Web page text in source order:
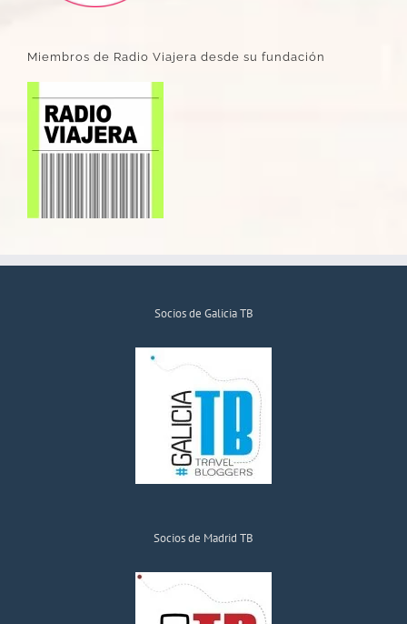
Miembros de Radio Viajera desde su fundación
Socios de Galicia TB
Socios de Madrid TB